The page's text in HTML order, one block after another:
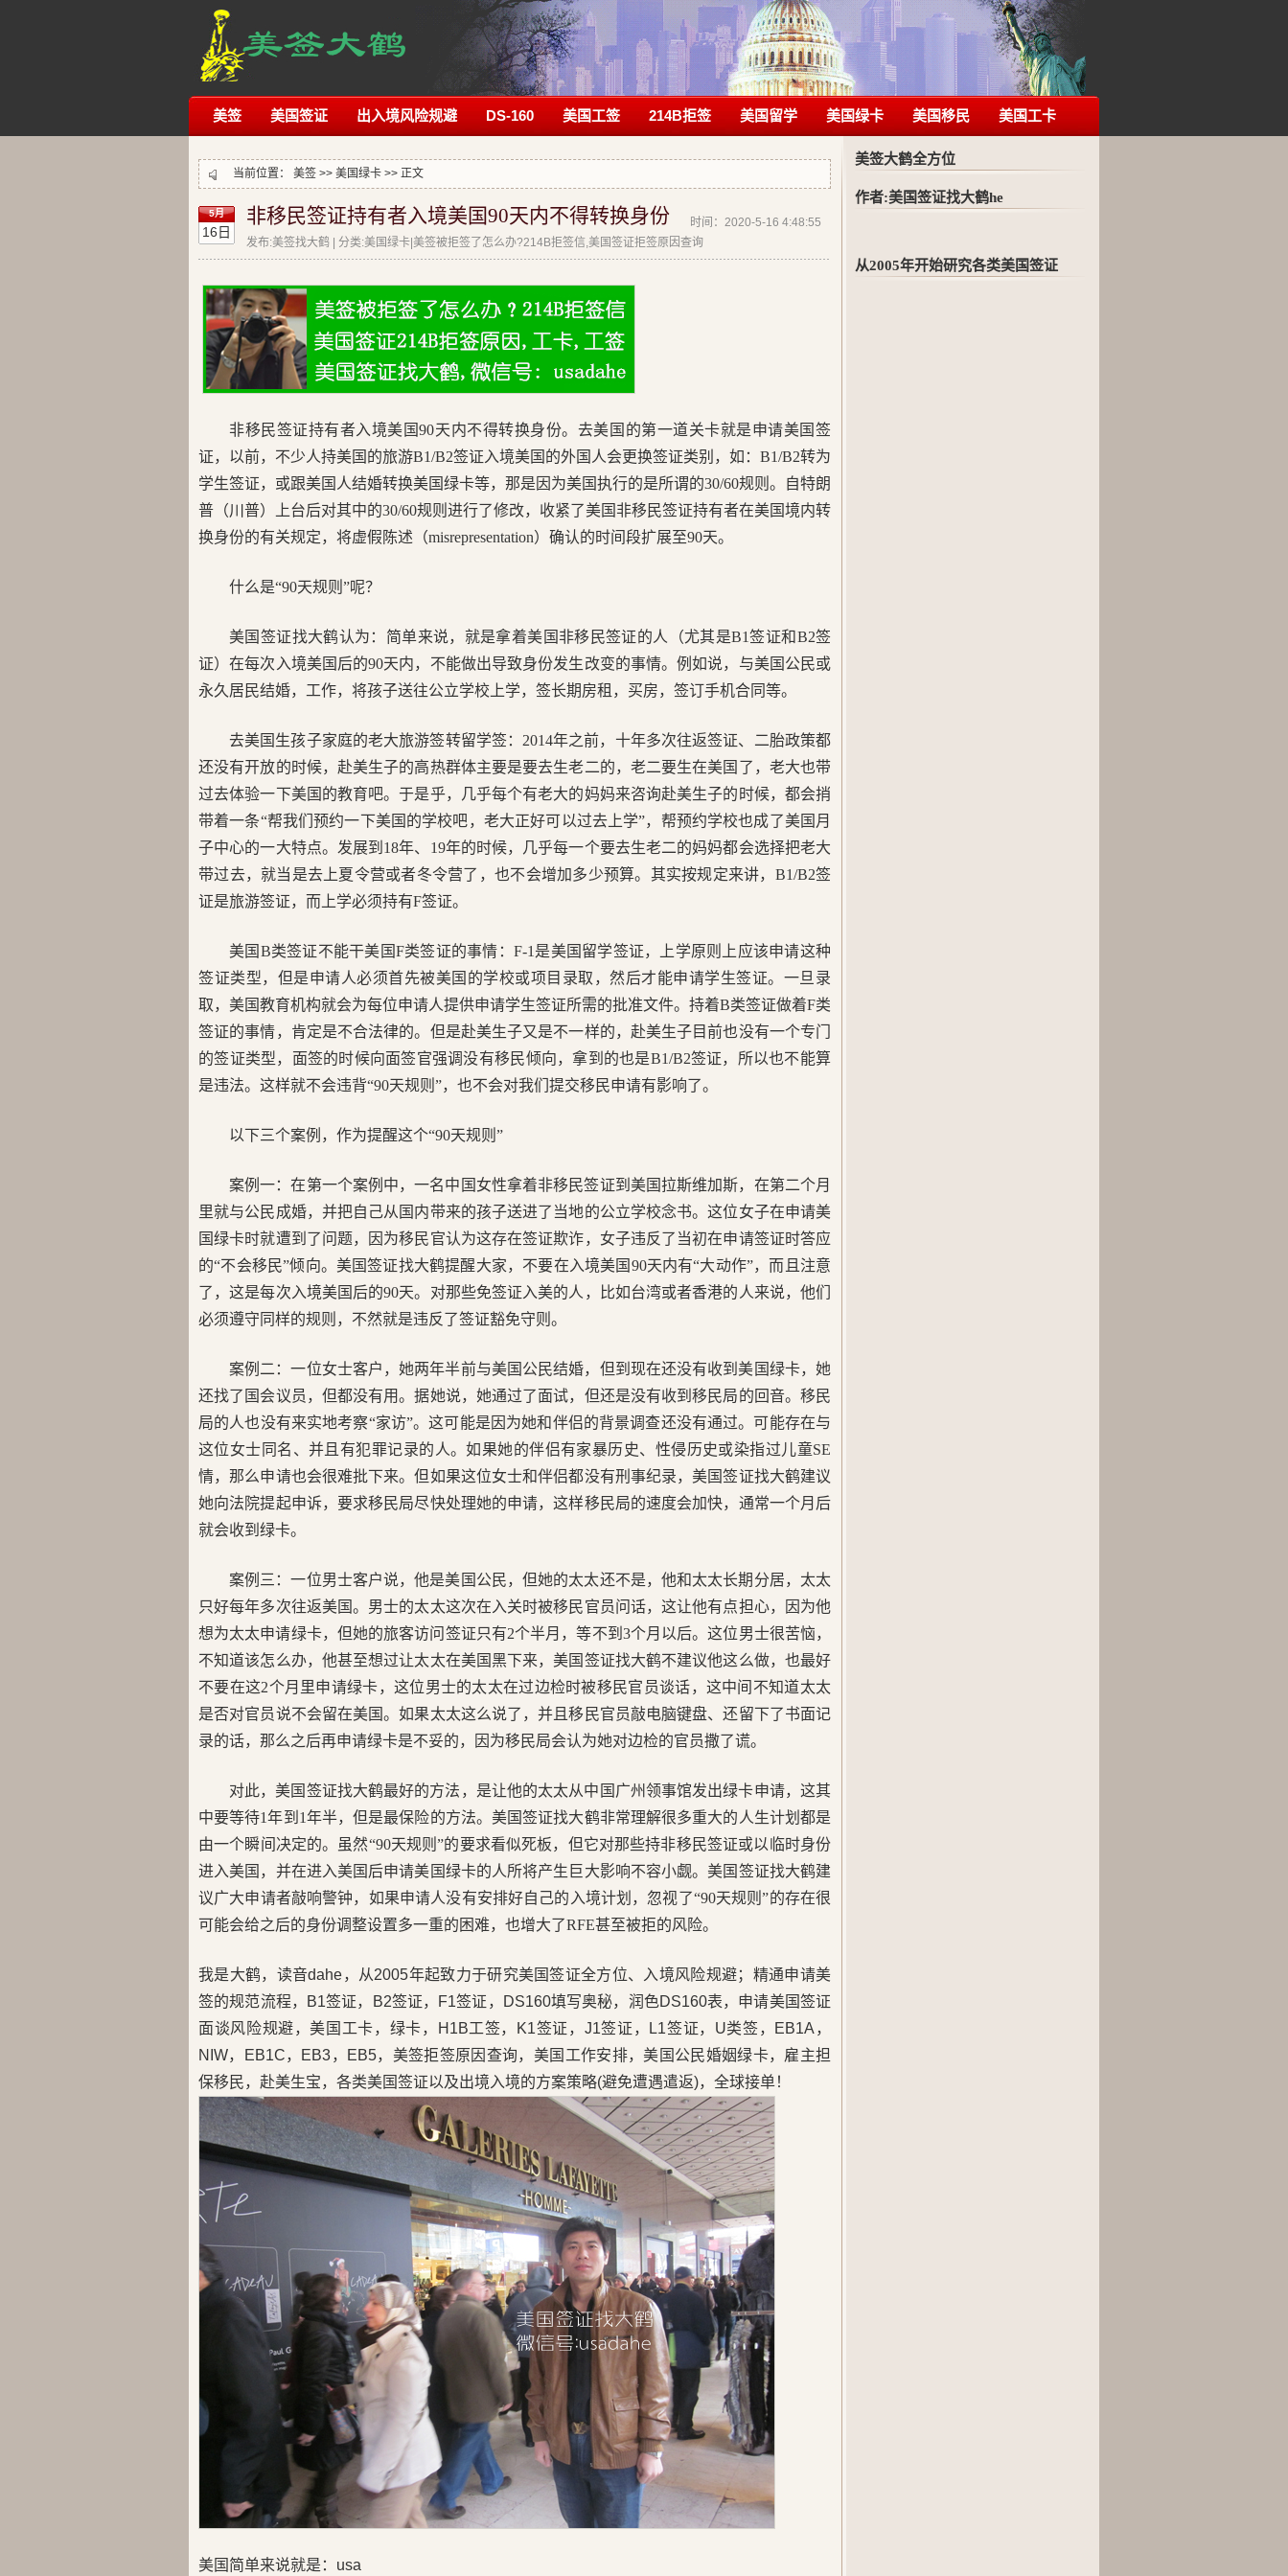
美签 美国签证 出入境风险规避 DS-160 美国工签 214B拒签 美国留学 美国绿卡 美国移民 美国工卡
当前位置： 美签 >> 美国绿卡 >> 正文
5月
16日
时间：2020-5-16 4:48:55
非移民签证持有者入境美国90天内不得转换身份
发布:美签找大鹤 | 分类:美国绿卡|美签被拒签了怎么办?214B拒签信,美国签证拒签原因查询
非移民签证持有者入境美国90天内不得转换身份。去美国的第一道关卡就是申请美国签
证，以前，不少人持美国的旅游B1/B2签证入境美国的外国人会更换签证类别，如：B1/B2转为
学生签证，或跟美国人结婚转换美国绿卡等，那是因为美国执行的是所谓的30/60规则。自特朗
普（川普）上台后对其中的30/60规则进行了修改，收紧了美国非移民签证持有者在美国境内转
换身份的有关规定，将虚假陈述（misrepresentation）确认的时间段扩展至90天。
什么是“90天规则”呢？
美国签证找大鹤认为：简单来说，就是拿着美国非移民签证的人（尤其是B1签证和B2签
证）在每次入境美国后的90天内，不能做出导致身份发生改变的事情。例如说，与美国公民或
永久居民结婚，工作，将孩子送往公立学校上学，签长期房租，买房，签订手机合同等。
去美国生孩子家庭的老大旅游签转留学签：2014年之前，十年多次往返签证、二胎政策都
还没有开放的时候，赴美生子的高热群体主要是要去生老二的，老二要生在美国了，老大也带
过去体验一下美国的教育吧。于是乎，几乎每个有老大的妈妈来咨询赴美生子的时候，都会捎
带着一条“帮我们预约一下美国的学校吧，老大正好可以过去上学”，帮预约学校也成了美国月
子中心的一大特点。发展到18年、19年的时候，几乎每一个要去生老二的妈妈都会选择把老大
带过去，就当是去上夏令营或者冬令营了，也不会增加多少预算。其实按规定来讲，B1/B2签
证是旅游签证，而上学必须持有F签证。
美国B类签证不能干美国F类签证的事情：F-1是美国留学签证，上学原则上应该申请这种
签证类型，但是申请人必须首先被美国的学校或项目录取，然后才能申请学生签证。一旦录
取，美国教育机构就会为每位申请人提供申请学生签证所需的批准文件。持着B类签证做着F类
签证的事情，肯定是不合法律的。但是赴美生子又是不一样的，赴美生子目前也没有一个专门
的签证类型，面签的时候向面签官强调没有移民倾向，拿到的也是B1/B2签证，所以也不能算
是违法。这样就不会违背“90天规则”，也不会对我们提交移民申请有影响了。
以下三个案例，作为提醒这个“90天规则”
案例一：在第一个案例中，一名中国女性拿着非移民签证到美国拉斯维加斯，在第二个月
里就与公民成婚，并把自己从国内带来的孩子送进了当地的公立学校念书。这位女子在申请美
国绿卡时就遭到了问题，因为移民官认为这存在签证欺诈，女子违反了当初在申请签证时答应
的“不会移民”倾向。美国签证找大鹤提醒大家，不要在入境美国90天内有“大动作”，而且注意
了，这是每次入境美国后的90天。对那些免签证入美的人，比如台湾或者香港的人来说，他们
必须遵守同样的规则，不然就是违反了签证豁免守则。
案例二：一位女士客户，她两年半前与美国公民结婚，但到现在还没有收到美国绿卡，她
还找了国会议员，但都没有用。据她说，她通过了面试，但还是没有收到移民局的回音。移民
局的人也没有来实地考察“家访”。这可能是因为她和伴侣的背景调查还没有通过。可能存在与
这位女士同名、并且有犯罪记录的人。如果她的伴侣有家暴历史、性侵历史或染指过儿童SE
情，那么申请也会很难批下来。但如果这位女士和伴侣都没有刑事纪录，美国签证找大鹤建议
她向法院提起申诉，要求移民局尽快处理她的申请，这样移民局的速度会加快，通常一个月后
就会收到绿卡。
案例三：一位男士客户说，他是美国公民，但她的太太还不是，他和太太长期分居，太太
只好每年多次往返美国。男士的太太这次在入关时被移民官员问话，这让他有点担心，因为他
想为太太申请绿卡，但她的旅客访问签证只有2个半月，等不到3个月以后。这位男士很苦恼，
不知道该怎么办，他甚至想过让太太在美国黑下来，美国签证找大鹤不建议他这么做，也最好
不要在这2个月里申请绿卡，这位男士的太太在过边检时被移民官员谈话，这中间不知道太太
是否对官员说不会留在美国。如果太太这么说了，并且移民官员敲电脑键盘、还留下了书面记
录的话，那么之后再申请绿卡是不妥的，因为移民局会认为她对边检的官员撒了谎。
对此，美国签证找大鹤最好的方法，是让他的太太从中国广州领事馆发出绿卡申请，这其
中要等待1年到1年半，但是最保险的方法。美国签证找大鹤非常理解很多重大的人生计划都是
由一个瞬间决定的。虽然“90天规则”的要求看似死板，但它对那些持非移民签证或以临时身份
进入美国，并在进入美国后申请美国绿卡的人所将产生巨大影响不容小觑。美国签证找大鹤建
议广大申请者敲响警钟，如果申请人没有安排好自己的入境计划，忽视了“90天规则”的存在很
可能会给之后的身份调整设置多一重的困难，也增大了RFE甚至被拒的风险。
我是大鹤，读音dahe，从2005年起致力于研究美国签证全方位、入境风险规避；精通申请美
签的规范流程，B1签证，B2签证，F1签证，DS160填写奥秘，润色DS160表，申请美国签证
面谈风险规避，美国工卡，绿卡，H1B工签，K1签证，J1签证，L1签证，U类签，EB1A，
NIW，EB1C，EB3，EB5，美签拒签原因查询，美国工作安排，美国公民婚姻绿卡，雇主担
保移民，赴美生宝，各类美国签证以及出境入境的方案策略(避免遭遇遣返)，全球接单！
美国简单来说就是：usa
美签大鹤全方位
作者:美国签证找大鹤he
从2005年开始研究各类美国签证